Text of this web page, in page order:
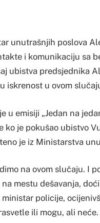
unutrašnjih poslova
i komunikaciju sa
ubistva predsjednika
iskrenost u ovom
u emisiji „Jedan na
ko je pokušao ubistvo
je iz Ministarstva
na ovom slučaju. I
na mestu dešavanja,
ministar policije,
ili mogu, ali neće.